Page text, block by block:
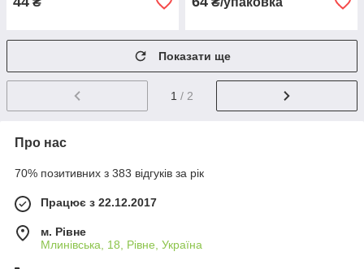
Показати ще
1 / 2
Про нас
70% позитивних з 383 відгуків за рік
Працює з 22.12.2017
м. Рівне
Млинівська, 18, Рівне, Україна